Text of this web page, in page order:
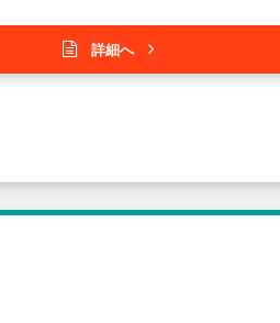
詳細へ